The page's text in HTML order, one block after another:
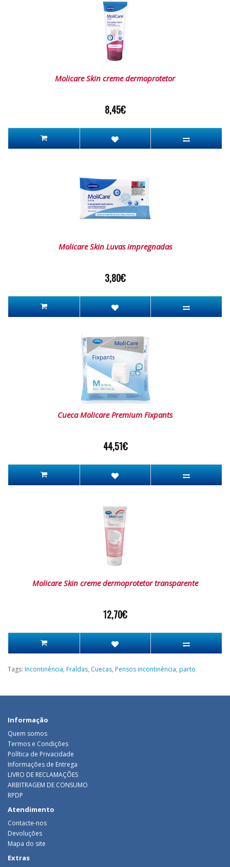
Molicare Skin creme dermoprotetor
8,45€
Molicare Skin Luvas impregnadas
3,80€
Cueca Molicare Premium Fixpants
44,51€
Molicare Skin creme dermoprotetor transparente
12,70€
Tags: Incontinência, Fraldas, Cuecas, Pensos incontinência, parto
Informação
Quem somos
Termos e Condições
Política de Privacidade
Informações de Entrega
LIVRO DE RECLAMAÇÕES
ARBITRAGEM DE CONSUMO
RPDP
Atendimento
Contacte-nos
Devoluções
Mapa do site
Extras